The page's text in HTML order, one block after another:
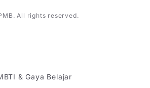
. All rights reserved.
& Gaya Belajar